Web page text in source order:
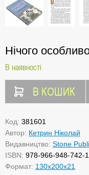
Нічого
В наявності
В КОШИК
Код: 381601
Автор: Кетрин Ніколай
Видавництво: Stone
ISBN: 978-966-948-742-1
Формат: 130х200х21